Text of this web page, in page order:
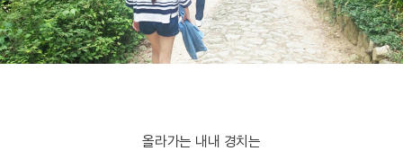
올라가는 내내 경치는